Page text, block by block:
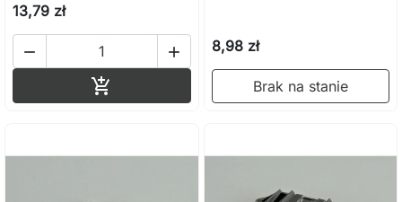
13,79 zł
 

8,98 zł
Brak na stanie